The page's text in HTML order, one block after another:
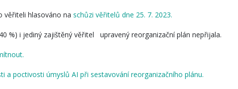
věřiteli hlasováno na schůzi věřitelů dne 25. 7. 2023.
%) i jediný zajištěný věřitel upravený reorganizační plán nepřijala.
a poctivosti úmyslů AI při sestavování reorganizačního plánu.